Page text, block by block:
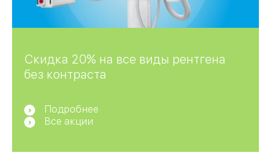
Скидка 20% на все виды рентгена
без контраста
Подробнее
Все акции